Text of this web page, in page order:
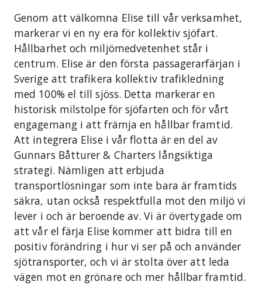
Genom att välkomna Elise till vår verksamhet,
markerar vi en ny era för kollektiv sjöfart.
Hållbarhet och miljömedvetenhet står i
centrum. Elise är den första passagerarfärjan i
Sverige att trafikera kollektiv trafikledning
med 100% el till sjöss. Detta markerar en
historisk milstolpe för sjöfarten och för vårt
engagemang i att främja en hållbar framtid.
Att integrera Elise i vår flotta är en del av
Gunnars Båtturer & Charters långsiktiga
strategi. Nämligen att erbjuda
transportlösningar som inte bara är framtids
säkra, utan också respektfulla mot den miljö vi
lever i och är beroende av. Vi är övertygade om
att vår el färja Elise kommer att bidra till en
positiv förändring i hur vi ser på och använder
sjötransporter, och vi är stolta över att leda
vägen mot en grönare och mer hållbar framtid.